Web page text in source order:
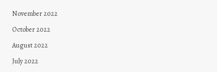
November 2022
October 2022
August 2022
July 2022